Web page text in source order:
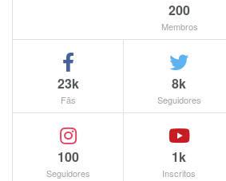
200
Membros
23k
Fãs
8k
Seguidores
100
Seguidores
1k
Inscritos